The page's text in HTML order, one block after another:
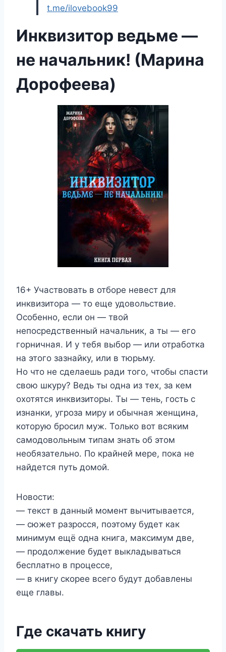
t.me/ilovebook99
Инквизитор ведьме —
не начальник! (Марина
Дорофеева)
16+ Участвовать в отборе невест для
инквизитора — то еще удовольствие.
Особенно, если он — твой
непосредственный начальник, а ты — его
горничная. И у тебя выбор — или отработка
на этого зазнайку, или в тюрьму.
Но что не сделаешь ради того, чтобы спасти
свою шкуру? Ведь ты одна из тех, за кем
охотятся инквизиторы. Ты — тень, гость с
изнанки, угроза миру и обычная женщина,
которую бросил муж. Только вот всяким
самодовольным типам знать об этом
необязательно. По крайней мере, пока не
найдется путь домой.
Новости:
— текст в данный момент вычитывается,
— сюжет разросся, поэтому будет как
минимум ещё одна книга, максимум две,
— продолжение будет выкладываться
бесплатно в процессе,
— в книгу скорее всего будут добавлены
еще главы.
Где скачать книгу